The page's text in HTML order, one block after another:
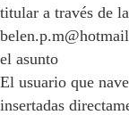
titular a través de
el asunto
El usuario que
insertadas